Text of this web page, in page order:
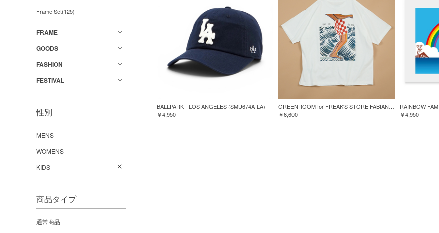
Frame Set(125)
FRAME
GOODS
FASHION
FESTIVAL
性別
MENS
WOMENS
KIDS
商品タイプ
通常商品
BALLPARK - LOS ANGELES (SMU674A-LA)
￥4,950
GREENROOM for FREAK'S STORE FABIAN LAVATER S/S TEE
￥6,600
RAINBOW FAM
￥4,950